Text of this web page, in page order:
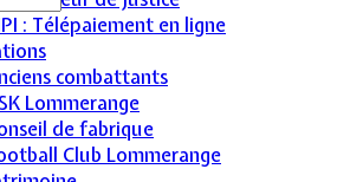
: Télépaiement en ligne
combattants
Lommerange
de fabrique
Club Lommerange